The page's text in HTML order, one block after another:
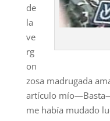
de
la
ve
rg
on
zosa madrugada
artículo
me había mudado